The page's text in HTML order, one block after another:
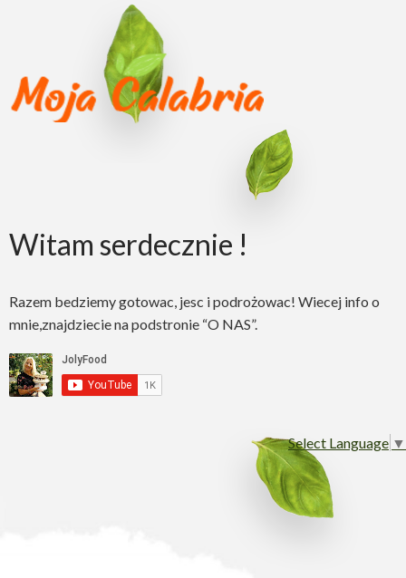
Witam serdecznie !
Razem bedziemy gotowac, jesc i podrożowac! Wiecej info o
mnie,znajdziecie na podstronie “O NAS”.
Select Language ▼